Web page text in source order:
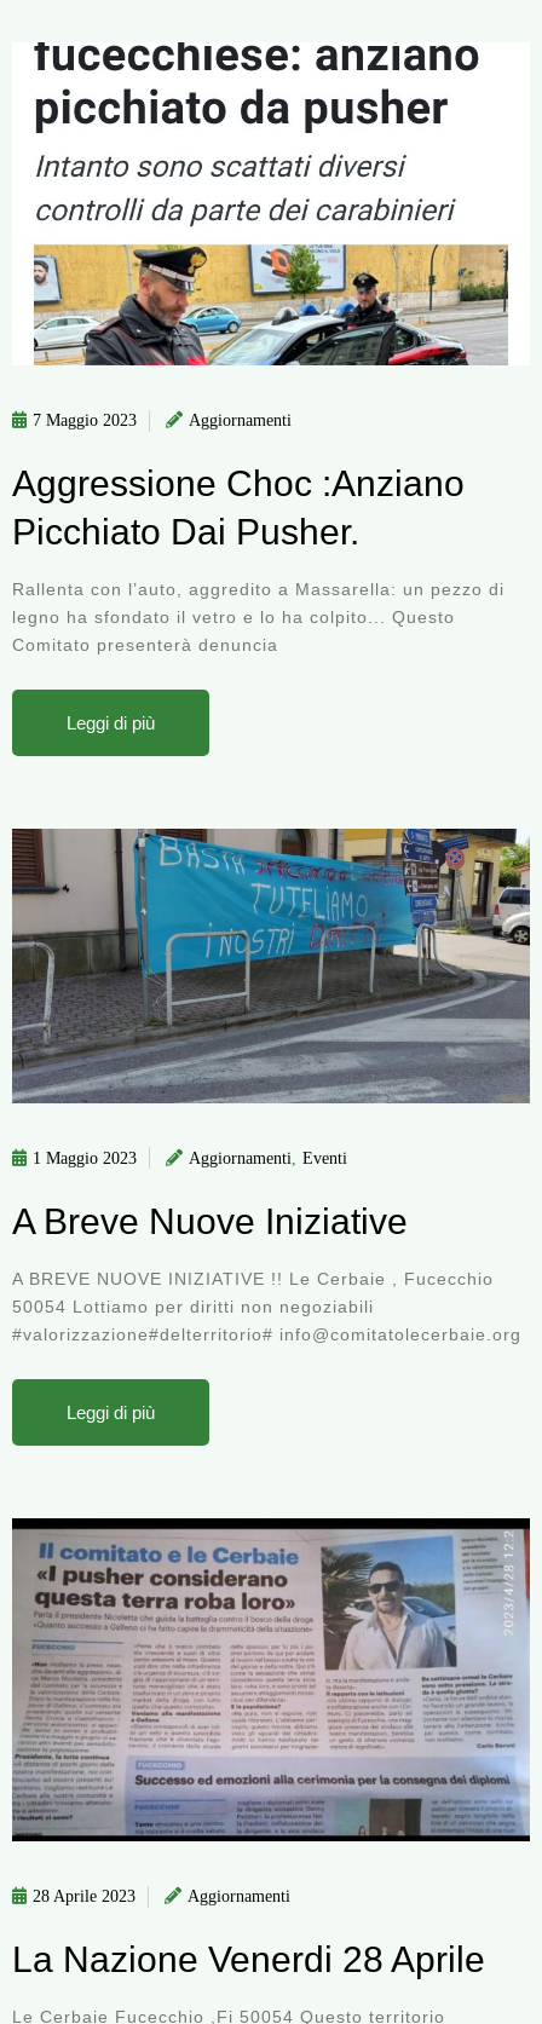
7 Maggio 2023 Aggiornamenti
Aggressione Choc :Anziano
Picchiato Dai Pusher.
Rallenta con l’auto, aggredito a Massarella: un pezzo di
legno ha sfondato il vetro e lo ha colpito... Questo
Comitato presenterà denuncia
Leggi di più
1 Maggio 2023 Aggiornamenti Eventi
A Breve Nuove Iniziative
A BREVE NUOVE INIZIATIVE !! Le Cerbaie , Fucecchio
50054 Lottiamo per diritti non negoziabili
#valorizzazione#delterritorio# info@comitatolecerbaie.org
Leggi di più
28 Aprile 2023 Aggiornamenti
La Nazione Venerdi 28 Aprile
Le Cerbaie Fucecchio ,Fi 50054 Questo territorio